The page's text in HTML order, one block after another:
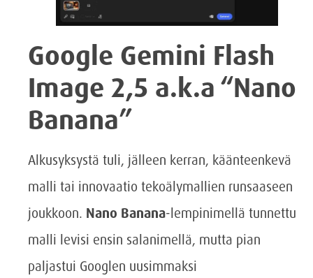
Google Gemini Flash
Image 2,5 a.k.a “Nano
Banana”
Alkusyksystä tuli, jälleen kerran, käänteenkevä
malli tai innovaatio tekoälymallien runsaaseen
joukkoon. Nano Banana-lempinimellä tunnettu
malli levisi ensin salanimellä, mutta pian
paljastui Googlen uusimmaksi